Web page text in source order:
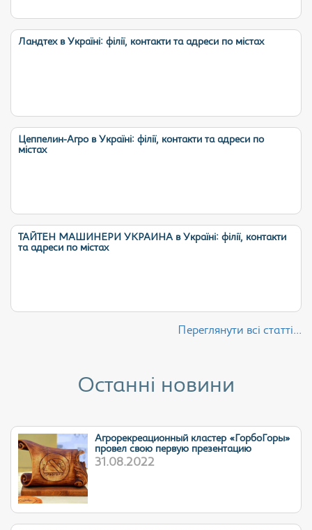
Ландтех в Україні: філії, контакти та адреси по містах
Цеппелин-Агро в Україні: філії, контакти та адреси по
містах
ТАЙТЕН МАШИНЕРИ УКРАИНА в Україні: філії, контакти
та адреси по містах
Переглянути всі статті...
Останні новини
Агрорекреационный кластер «ГорбоГоры»
провел свою первую презентацию
31.08.2022